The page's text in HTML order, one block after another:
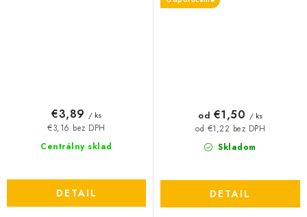
Centrálny sklad
€3,16 bez DPH
€3,89 / ks
DETAIL
Skladom
od €1,22 bez DPH
od €1,50 / ks
DETAIL